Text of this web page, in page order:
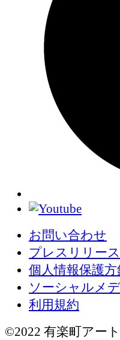
お問い合わせ
プレスリリー
個人情報保護方
ソーシャルメ
利用規約
©2022 有楽町アー